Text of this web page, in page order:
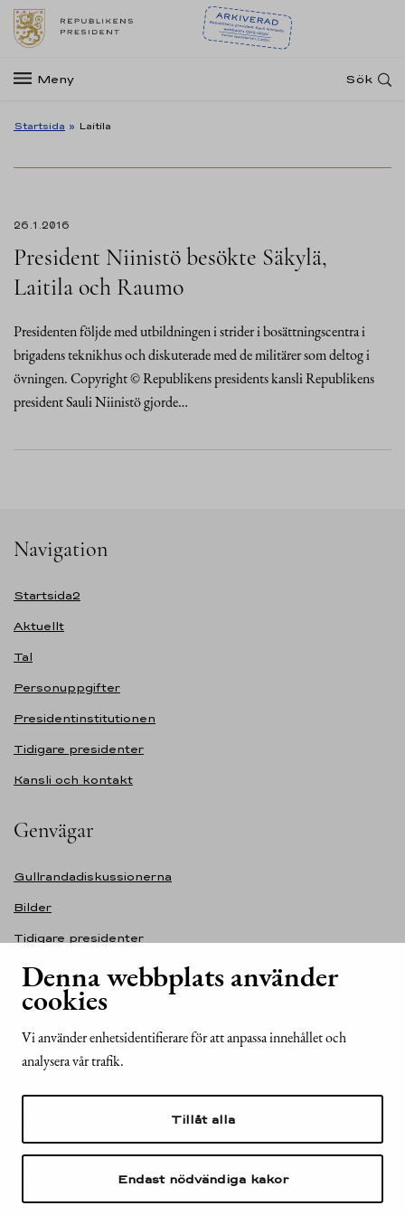
Denna webbplats använder
cookies
Vi använder enhetsidentifierare för att anpassa innehållet och
analysera vår trafik.
Tillåt alla
Endast nödvändiga kakor
Meny Sök
Startsida » Laitila
26.1.2016
President Niinistö besökte Säkylä,
Laitila och Raumo
Presidenten följde med utbildningen i strider i bosättningscentra i
brigadens teknikhus och diskuterade med de militärer som deltog i
övningen. Copyright © Republikens presidents kansli Republikens
president Sauli Niinistö gjorde…
Navigation
Startsida2
Aktuellt
Tal
Personuppgifter
Presidentinstitutionen
Tidigare presidenter
Kansli och kontakt
Genvägar
Gullrandadiskussionerna
Bilder
Tidigare presidenter
Självständighetsdagens festmottagning
Tillgänglighetsutlåtande för webbplatsen presidentti.fi
Kontakt
Mariegatan 2
Finland
Tel. +358 (0)29 522 6000